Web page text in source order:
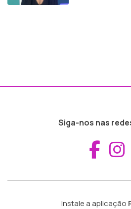
Siga-nos nas
Instale a aplicação